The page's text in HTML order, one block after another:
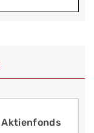
Aktienfonds